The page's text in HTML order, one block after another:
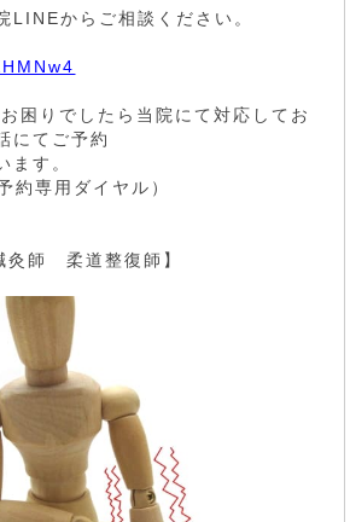
LINEからご相談ください。
困りでしたら当院にて対応してお
にてご予約
ます。
専用ダイヤル）
灸師 柔道整復師】